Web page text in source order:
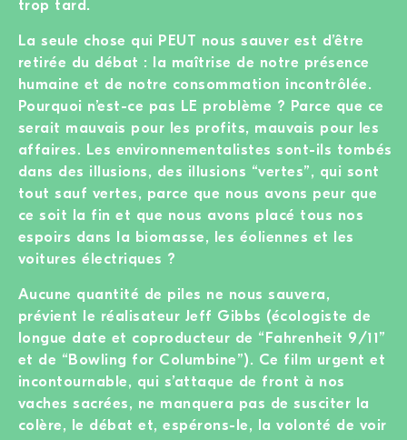
trop tard.
La seule chose qui PEUT nous sauver est d’être
retirée du débat : la maîtrise de notre présence
humaine et de notre consommation incontrôlée.
Pourquoi n’est-ce pas LE problème ? Parce que ce
serait mauvais pour les profits, mauvais pour les
affaires. Les environnementalistes sont-ils tombés
dans des illusions, des illusions “vertes”, qui sont
tout sauf vertes, parce que nous avons peur que
ce soit la fin et que nous avons placé tous nos
espoirs dans la biomasse, les éoliennes et les
voitures électriques ?
Aucune quantité de piles ne nous sauvera,
prévient le réalisateur Jeff Gibbs (écologiste de
longue date et coproducteur de “Fahrenheit 9/11”
et de “Bowling for Columbine”). Ce film urgent et
incontournable, qui s’attaque de front à nos
vaches sacrées, ne manquera pas de susciter la
colère, le débat et, espérons-le, la volonté de voir